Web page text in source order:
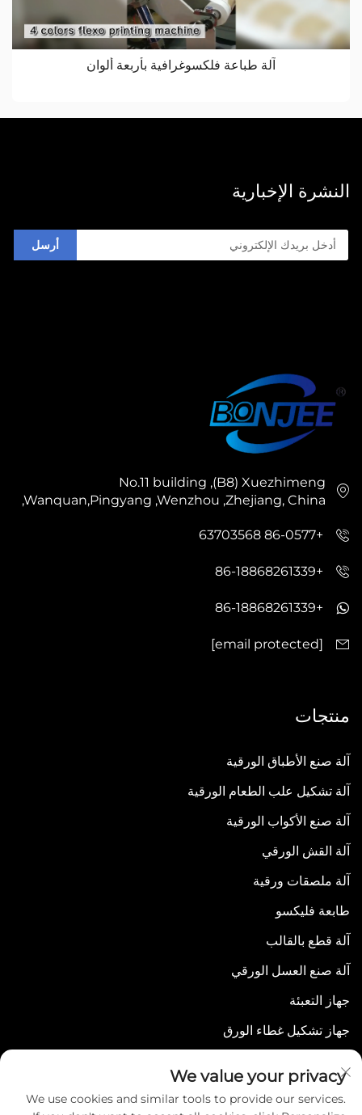
آلة طباعة فلكسوغرافية بأربعة ألوان
النشرة الإخبارية
أرسل
No.11 building ,(B8) Xuezhimeng
,Wanquan,Pingyang ,Wenzhou ,Zhejiang, China
+86-0577 63703568
+86-18868261339
+86-18868261339
[email protected]
منتجات
آلة صنع الأطباق الورقية
آلة تشكيل علب الطعام الورقية
آلة صنع الأكواب الورقية
آلة القش الورقي
آلة ملصقات ورقية
طابعة فليكسو
آلة قطع بالقالب
آلة صنع العسل الورقي
جهاز التعبئة
جهاز تشكيل غطاء الورق
We value your privacy
We use cookies and similar tools to provide our services.